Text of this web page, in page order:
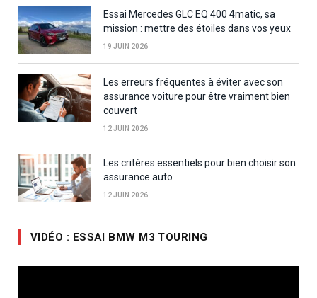
Essai Mercedes GLC EQ 400 4matic, sa
mission : mettre des étoiles dans vos yeux
19 JUIN 2026
Les erreurs fréquentes à éviter avec son
assurance voiture pour être vraiment bien
couvert
12 JUIN 2026
Les critères essentiels pour bien choisir son
assurance auto
12 JUIN 2026
VIDÉO : ESSAI BMW M3 TOURING